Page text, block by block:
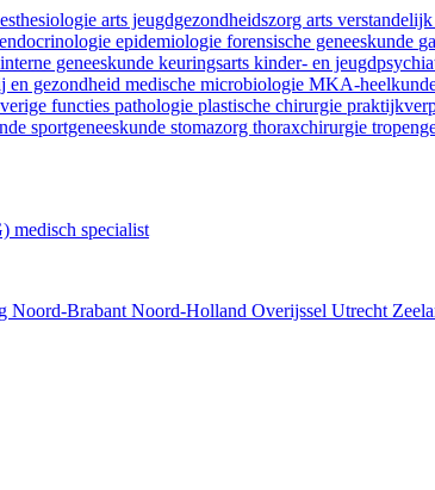
arts jeugdgezondheidszorg arts
endocrinologie epidemiologie forensische geneeskunde
interne geneeskunde keuringsarts kinder- en
en gezondheid medische microbiologie MKA-
functies pathologie plastische chirurgie
sportgeneeskunde stomazorg thoraxchirurgie
medisch specialist
Noord-Brabant Noord-Holland Overijssel Utrecht